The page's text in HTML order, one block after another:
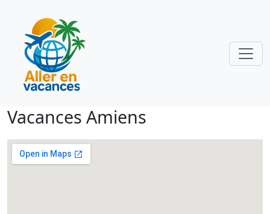
Vacances Amiens